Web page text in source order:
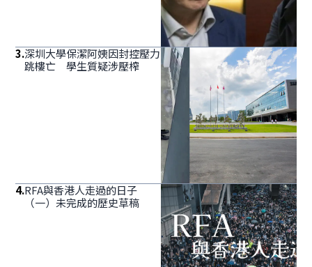
3.深圳大學保潔阿姨因封控壓力
跳樓亡 學生質疑涉壓榨
4.RFA與香港人走過的日子
（一）未完成的歷史草稿